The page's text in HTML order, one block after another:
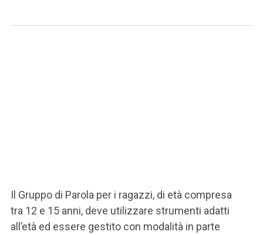
Il Gruppo di Parola per i ragazzi, di età compresa
tra 12 e 15 anni, deve utilizzare strumenti adatti
all’età ed essere gestito con modalità in parte